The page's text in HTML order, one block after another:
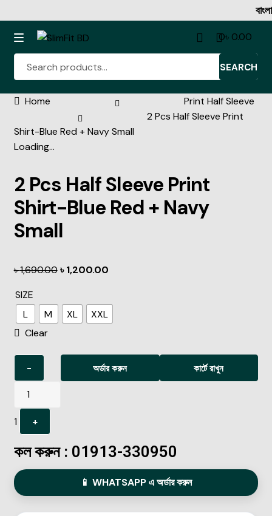
বাংলাদেশের
SEARCH
0৳ 0.00
Denim Shirt
Full Sleeve Shirt Collection
Rib Tshirt
Oxford Cotton Half Katua
Home
Print Half Sleeve
2 Pcs Half Sleeve Print
Shirt-Blue Red + Navy Small
Loading...
2 Pcs Half Sleeve Print
Shirt-Blue Red + Navy
Small
৳1,690.00 ৳1,200.00
SIZE
L
M XL
XXL
Clear
-
1 +
অর্ডার করুন কার্টে রাখুন
কল করুন : 01913-330950
📱 WHATSAPP এ অর্ডার করুন